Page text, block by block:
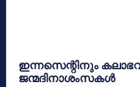
ഇന്നസെന്റിനും
ജന്മദിനാശംസകള്‍